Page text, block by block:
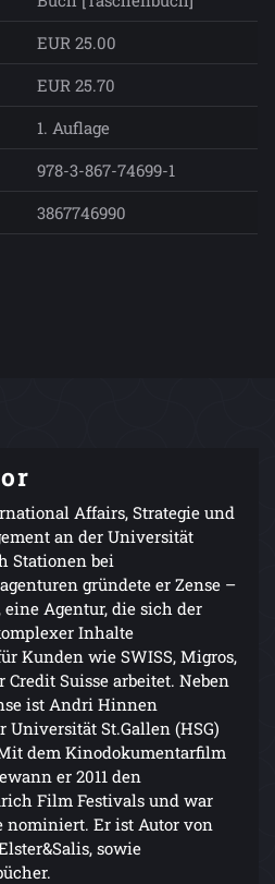
EUR 25.00
EUR 25.70
1. Auflage
978-3-867-74699-1
3867746990
Affairs, Strategie und
an der Universität
Stationen bei
gründete er Zense –
Agentur, die sich der
Inhalte
Kunden wie SWISS, Migros,
Suisse arbeitet. Neben
ist Andri Hinnen
Universität St.Gallen (HSG)
dem Kinodokumentarfilm
er 2011 den
Film Festivals und war
nominiert. Er ist Autor von
sowie